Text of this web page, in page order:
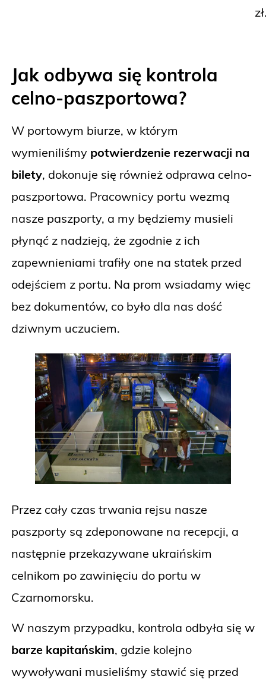
Jak odbywa się kontrola
celno-paszportowa?
W portowym biurze, w którym
wymieniliśmy potwierdzenie rezerwacji na
bilety, dokonuje się również odprawa celno-
paszportowa. Pracownicy portu wezmą
nasze paszporty, a my będziemy musieli
płynąć z nadzieją, że zgodnie z ich
zapewnieniami trafiły one na statek przed
odejściem z portu. Na prom wsiadamy więc
bez dokumentów, co było dla nas dość
dziwnym uczuciem.
Przez cały czas trwania rejsu nasze
paszporty są zdeponowane na recepcji, a
następnie przekazywane ukraińskim
celnikom po zawinięciu do portu w
Czarnomorsku.
W naszym przypadku, kontrola odbyła się w
barze kapitańskim, gdzie kolejno
wywoływani musieliśmy stawić się przed